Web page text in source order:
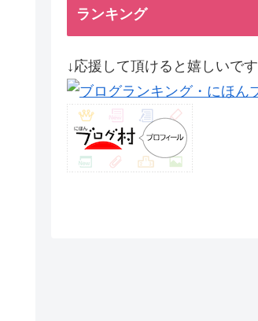
ランキング
↓応援して頂けると嬉しいです